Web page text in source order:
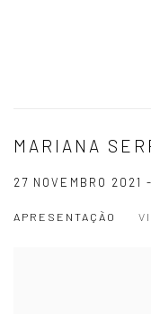
MARIANA
27 NOVEMBRO
APRESENTAÇÃO